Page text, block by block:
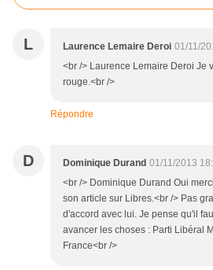
L Laurence Lemaire Deroi 01/11/
<br /> Laurence Lemaire Deroi Je
rouge.<br />
Répondre
D Dominique Durand 01/11/2013
<br /> Dominique Durand Oui
son article sur Libres.<br /> Pas
d'accord avec lui. Je pense qu'il
avancer les choses : Parti Libéral
France<br />